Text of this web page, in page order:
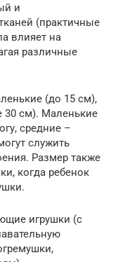
и
(практичные
влияет на
различные
(до 15 см),
30 см). Маленькие
средние –
служить
Размер также
когда ребенок
игрушки (с